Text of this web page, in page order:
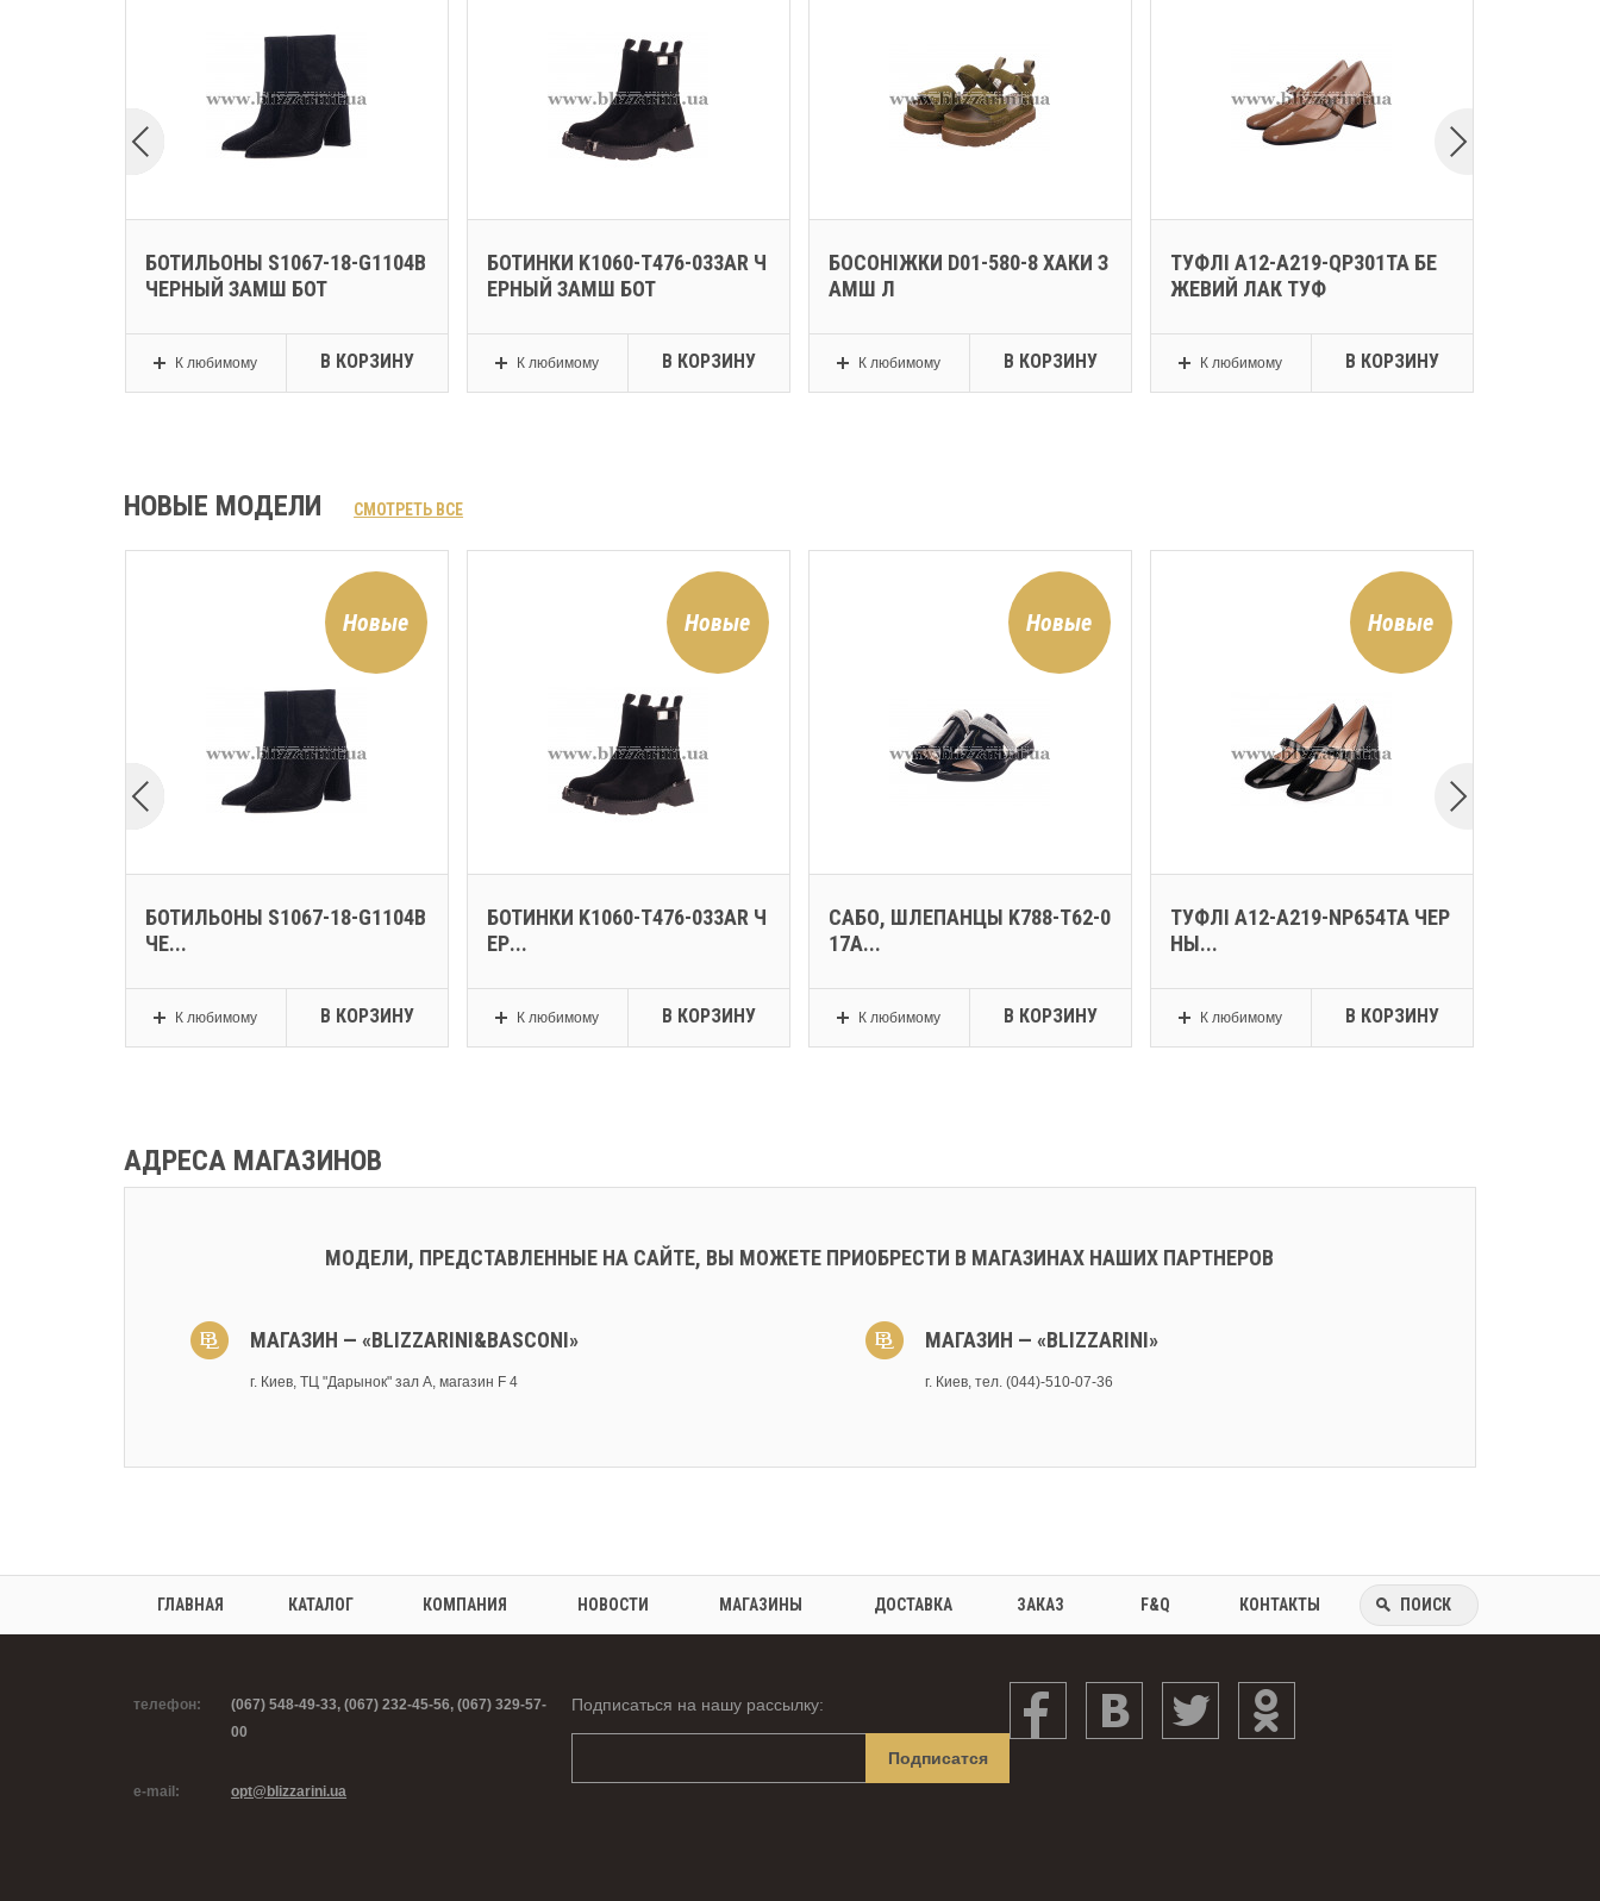
БОТИЛЬОНЫ S1067-18-G1104B
ЧЕРНЫЙ ЗАМШ БОТ
К любимому В КОРЗИНУ
БОТИНКИ K1060-T476-033AR Ч
ЕРНЫЙ ЗАМШ БОТ
К любимому В КОРЗИНУ
БОСОНІЖКИ D01-580-8 ХАКИ З
АМШ Л
К любимому В КОРЗИНУ
ТУФЛІ A12-A219-QP301TA БЕ
ЖЕВИЙ ЛАК ТУФ
К любимому В КОРЗИНУ
НОВЫЕ МОДЕЛИ СМОТРЕТЬ ВСЕ
Новые
БОТИЛЬОНЫ S1067-18-G1104B
ЧЕ...
К любимому В КОРЗИНУ
Новые
БОТИНКИ K1060-T476-033AR Ч
ЕР...
К любимому В КОРЗИНУ
Новые
САБО, ШЛЕПАНЦЫ K788-T62-0
17A...
К любимому В КОРЗИНУ
Новые
ТУФЛІ A12-A219-NP654TA ЧЕР
НЫ...
К любимому В КОРЗИНУ
АДРЕСА МАГАЗИНОВ
МОДЕЛИ, ПРЕДСТАВЛЕННЫЕ НА САЙТЕ, ВЫ МОЖЕТЕ ПРИОБРЕСТИ В МАГАЗИНАХ НАШИХ ПАРТНЕРОВ
МАГАЗИН — «BLIZZARINI&BASCONI»
г. Киев, ТЦ "Дарынок" зал А, магазин F 4
МАГАЗИН — «BLIZZARINI»
г. Киев, тел. (044)-510-07-36
ГЛАВНАЯ КАТАЛОГ КОМПАНИЯ НОВОСТИ МАГАЗИНЫ ДОСТАВКА ЗАКАЗ F&Q КОНТАКТЫ
телефон:
(067) 548-49-33, (067) 232-45-56, (067) 329-57-
00
e-mail: opt@blizzarini.ua
Подписаться на нашу рассылку:
Подписатся